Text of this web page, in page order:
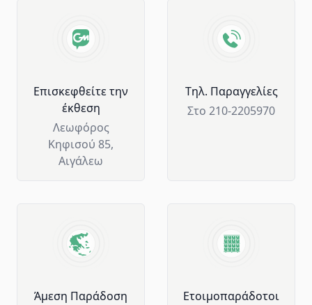
Επισκεφθείτε την
έκθεση
Λεωφόρος
Κηφισού 85,
Αιγάλεω
Tηλ. Παραγγελίες
Στο 210-2205970
Άμεση Παράδοση
Ετοιμοπαράδοτοι